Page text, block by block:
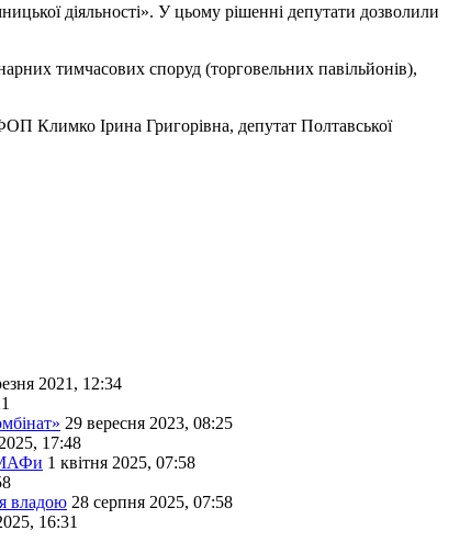
діяльності». У цьому рішенні депутати дозволили
тимчасових споруд (торговельних павільйонів),
Климко Ірина Григорівна, депутат Полтавської
2021, 12:34
29 вересня 2023, 08:25
17:48
МАФи 1 квітня 2025, 07:58
владою 28 серпня 2025, 07:58
16:31